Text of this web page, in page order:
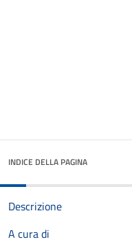
INDICE DELLA PAGINA
Descrizione
A cura di